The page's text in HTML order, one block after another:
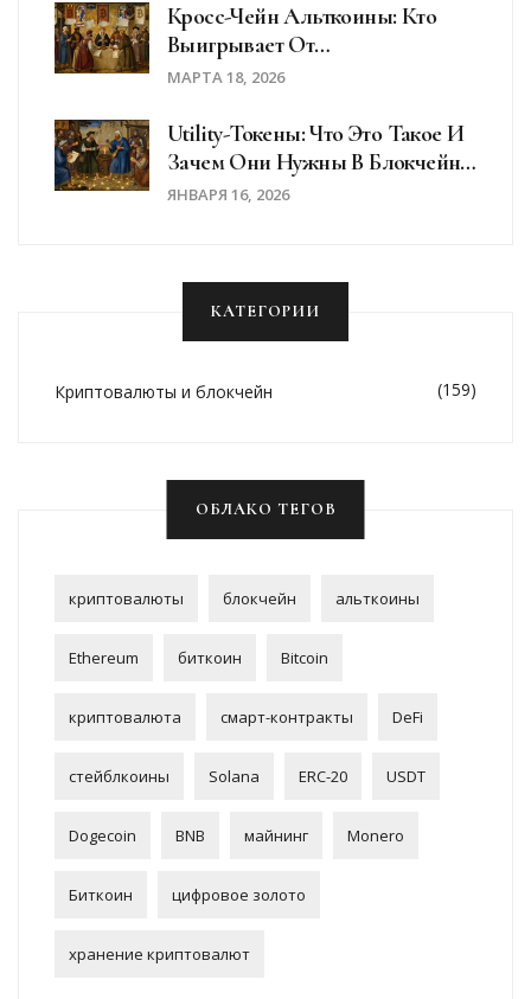
Кросс-Чейн Альткоины: Кто
Выигрывает От
Интероперабельности
МАРТА 18, 2026
Utility-Токены: Что Это Такое И
Зачем Они Нужны В Блокчейн-
Экосистемах
ЯНВАРЯ 16, 2026
КАТЕГОРИИ
Криптовалюты и блокчейн (159)
ОБЛАКО ТЕГОВ
криптовалюты блокчейн альткоины
Ethereum биткоин Bitcoin
криптовалюта смарт-контракты DeFi
стейблкоины Solana ERC-20 USDT
Dogecoin BNB майнинг Monero
Биткоин цифровое золото
хранение криптовалют